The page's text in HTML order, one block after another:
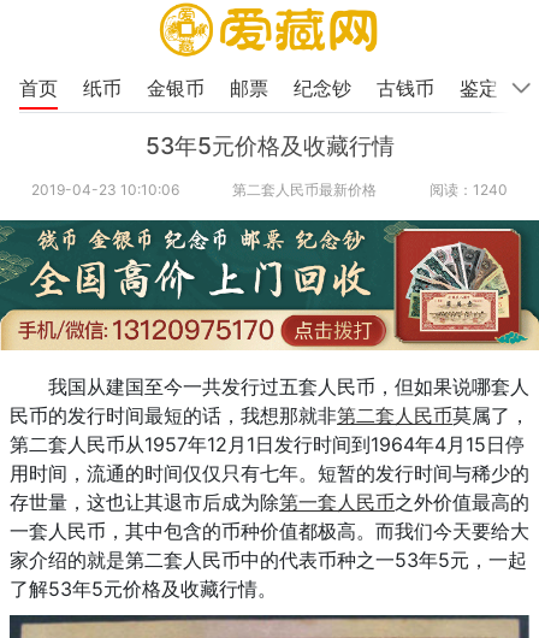
首页 纸币 金银币 邮票 纪念钞 古钱币 鉴定
53年5元价格及收藏行情
2019-04-23 10:10:06 第二套人民币最新价格 阅读：1240
我国从建国至今一共发行过五套人民币，但如果说哪套人
民币的发行时间最短的话，我想那就非第二套人民币莫属了，
第二套人民币从1957年12月1日发行时间到1964年4月15日停
用时间，流通的时间仅仅只有七年。短暂的发行时间与稀少的
存世量，这也让其退市后成为除第一套人民币之外价值最高的
一套人民币，其中包含的币种价值都极高。而我们今天要给大
家介绍的就是第二套人民币中的代表币种之一53年5元，一起
了解53年5元价格及收藏行情。